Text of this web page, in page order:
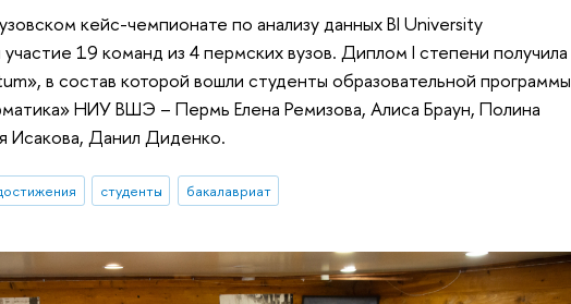
кейс-чемпионате по анализу данных BI University
19 команд из 4 пермских вузов. Диплом I степени получила
в состав которой вошли студенты образовательной программы
НИУ ВШЭ – Пермь Елена Ремизова, Алиса Браун, Полина
Данил Диденко.
студенты бакалавриат